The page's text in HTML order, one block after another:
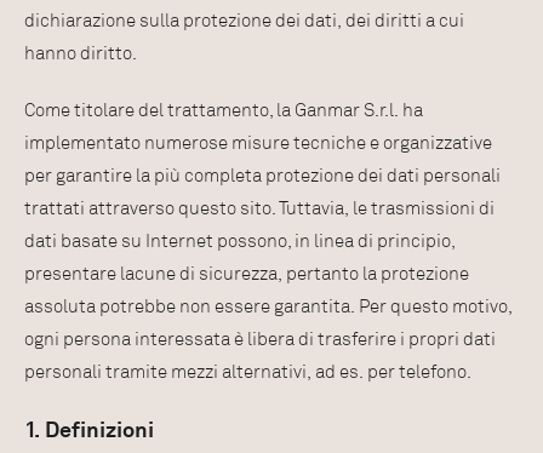
dichiarazione sulla protezione dei dati, dei diritti a cui
hanno diritto.
Come titolare del trattamento, la Ganmar S.r.l. ha
implementato numerose misure tecniche e organizzative
per garantire la più completa protezione dei dati personali
trattati attraverso questo sito. Tuttavia, le trasmissioni di
dati basate su Internet possono, in linea di principio,
presentare lacune di sicurezza, pertanto la protezione
assoluta potrebbe non essere garantita. Per questo motivo,
ogni persona interessata è libera di trasferire i propri dati
personali tramite mezzi alternativi, ad es. per telefono.
1. Definizioni